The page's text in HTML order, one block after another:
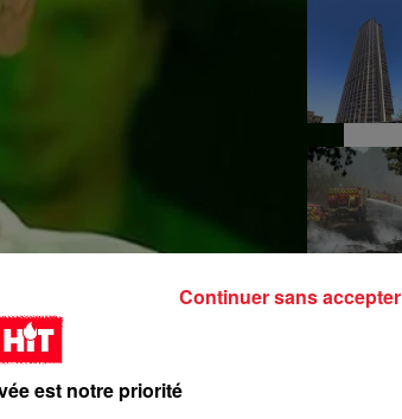
est notre priorité
Continuer sans accepter